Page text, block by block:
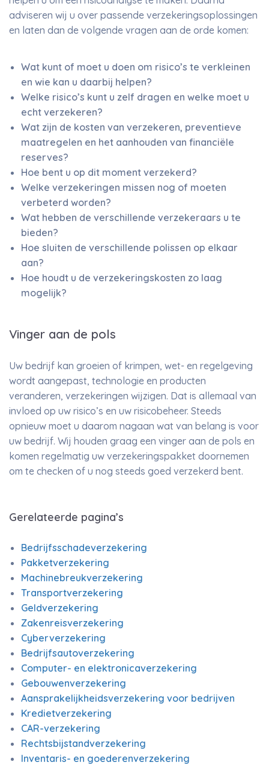
adviseren wij u over passende verzekeringsoplossingen
en laten dan de volgende vragen aan de orde komen:
Wat kunt of moet u doen om risico’s te verkleinen
en wie kan u daarbij helpen?
Welke risico’s kunt u zelf dragen en welke moet u
echt verzekeren?
Wat zijn de kosten van verzekeren, preventieve
maatregelen en het aanhouden van financiële
reserves?
Hoe bent u op dit moment verzekerd?
Welke verzekeringen missen nog of moeten
verbeterd worden?
Wat hebben de verschillende verzekeraars u te
bieden?
Hoe sluiten de verschillende polissen op elkaar
aan?
Hoe houdt u de verzekeringskosten zo laag
mogelijk?
Vinger aan de pols
Uw bedrijf kan groeien of krimpen, wet- en regelgeving
wordt aangepast, technologie en producten
veranderen, verzekeringen wijzigen. Dat is allemaal van
invloed op uw risico’s en uw risicobeheer. Steeds
opnieuw moet u daarom nagaan wat van belang is voor
uw bedrijf. Wij houden graag een vinger aan de pols en
komen regelmatig uw verzekeringspakket doornemen
om te checken of u nog steeds goed verzekerd bent.
Gerelateerde pagina’s
Bedrijfsschadeverzekering
Pakketverzekering
Machinebreukverzekering
Transportverzekering
Geldverzekering
Zakenreisverzekering
Cyberverzekering
Bedrijfsautoverzekering
Computer- en elektronicaverzekering
Gebouwenverzekering
Aansprakelijkheidsverzekering voor bedrijven
Kredietverzekering
CAR-verzekering
Rechtsbijstandverzekering
Inventaris- en goederenverzekering